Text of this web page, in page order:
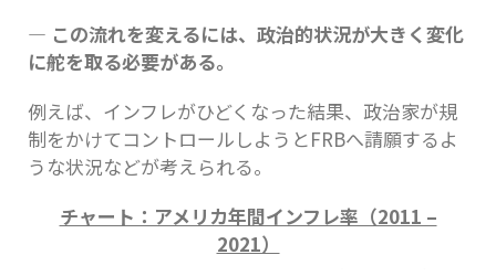
― この流れを変えるには、政治的状況が大きく変化
に舵を取る必要がある。
例えば、インフレがひどくなった結果、政治家が規
制をかけてコントロールしようとFRBへ請願するよ
うな状況などが考えられる。
チャート：アメリカ年間インフレ率（2011 –
2021）